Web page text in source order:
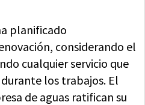
planificado
considerando el
cualquier servicio que
los trabajos. El
de aguas ratifican su